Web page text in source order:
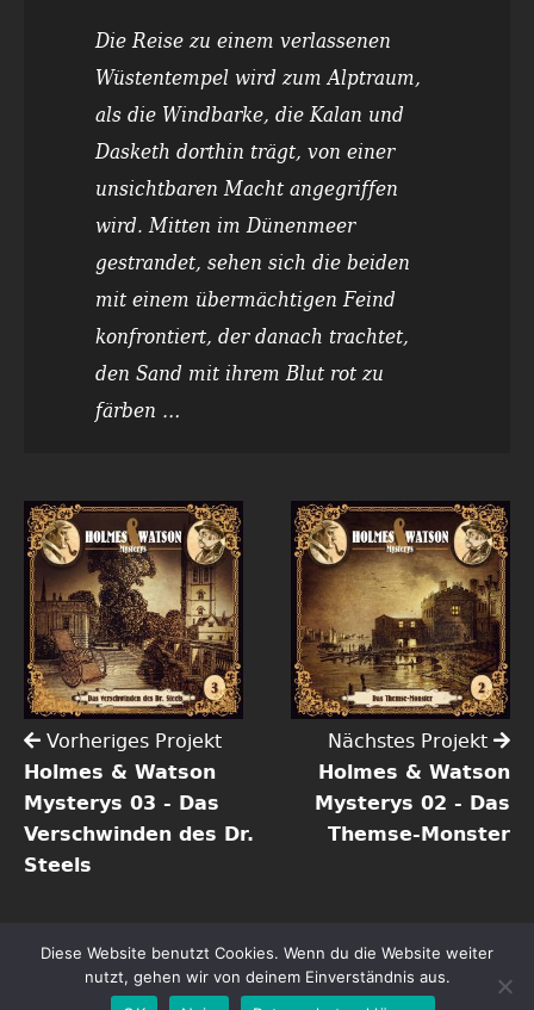
Die Reise zu einem verlassenen
Wüstentempel wird zum Alptraum,
als die Windbarke, die Kalan und
Dasketh dorthin trägt, von einer
unsichtbaren Macht angegriffen
wird. Mitten im Dünenmeer
gestrandet, sehen sich die beiden
mit einem übermächtigen Feind
konfrontiert, der danach trachtet,
den Sand mit ihrem Blut rot zu
färben …
Vorheriges Projekt
Holmes & Watson
Mysterys 03 - Das
Verschwinden des Dr.
Steels
Nächstes Projekt
Holmes & Watson
Mysterys 02 - Das
Themse-Monster
Copyright ©2026 Tim Gössler | Alle Rechte vorbehalten.
Diese Website benutzt Cookies. Wenn du die Website weiter
nutzt, gehen wir von deinem Einverständnis aus.